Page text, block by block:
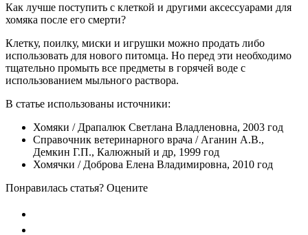
Как лучше поступить с клеткой и другими аксессуарами для
хомяка после его смерти?
Клетку, поилку, миски и игрушки можно продать либо
использовать для нового питомца. Но перед эти необходимо
тщательно промыть все предметы в горячей воде с
использованием мыльного раствора.
В статье использованы источники:
Хомяки / Драпалюк Светлана Владленовна, 2003 год
Справочник ветеринарного врача / Аганин А.В.,
Демкин Г.П., Калюжный и др, 1999 год
Хомячки / Доброва Елена Владимировна, 2010 год
Понравилась статья? Оцените